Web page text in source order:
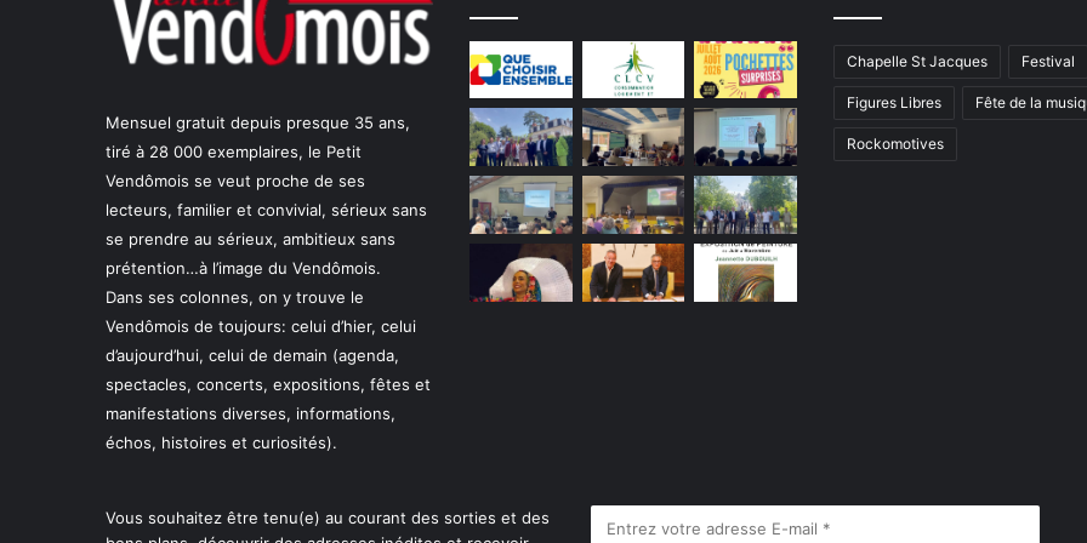
p
r
q
u
e
…
Mensuel gratuit depuis presque 35 ans,
tiré à 28 000 exemplaires, le Petit
Vendômois se veut proche de ses
lecteurs, familier et convivial, sérieux sans
se prendre au sérieux, ambitieux sans
prétention…à l’image du Vendômois.
Dans ses colonnes, on y trouve le
Vendômois de toujours: celui d’hier, celui
d’aujourd’hui, celui de demain (agenda,
spectacles, concerts, expositions, fêtes et
manifestations diverses, informations,
échos, histoires et curiosités).
Chapelle St Jacques Festival
Figures Libres Fête de la
Rockomotives
Vous souhaitez être tenu(e) au courant des sorties et des